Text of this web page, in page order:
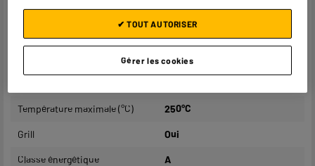
Nettoyage du four Hydrolyse
Oui
Température maximale (°C) 250°C
Grill Oui
Classe énergétique A
Gérer les cookies
✔ TOUT AUTORISER